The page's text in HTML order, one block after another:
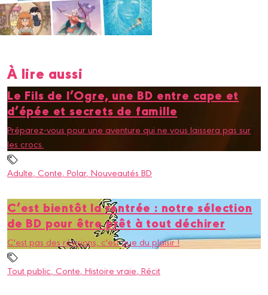
À lire aussi
Le Fils de l’Ogre, une BD entre cape et
d’épée et secrets de famille
Préparez-vous pour une aventure qui ne vous laissera pas sur
les crocs.
Adulte, Conte, Polar, Nouveautés BD
C’est bientôt la rentrée : notre sélection
de BD pour être prêt à tout déchirer
C'est pas des révisions, c'est que du plaisir !
Tout public, Conte, Histoire vraie, Récit